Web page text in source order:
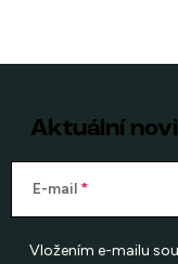
Aktuální
E-mail
Vložením e-mailu